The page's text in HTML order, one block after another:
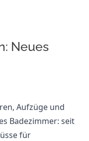
Neues
Aufzüge und
Badezimmer: seit
für